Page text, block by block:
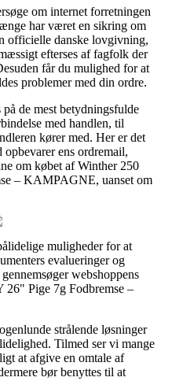
om internet forretningen
har været en sikring om
officielle danske lovgivning,
efterses af fagfolk der
får du mulighed for at
problemer med din ordre.
de mest betydningsfulde
med handlen, til
kører med. Her er det
ens ordremail,
om købet af Winther 250
– KAMPAGNE, uanset om
muligheder for at
evalueringer og
webshoppens
Pige 7g Fodbremse –
strålende løsninger
Tilmed ser vi mange
at afgive en omtale af
bør benyttes til at